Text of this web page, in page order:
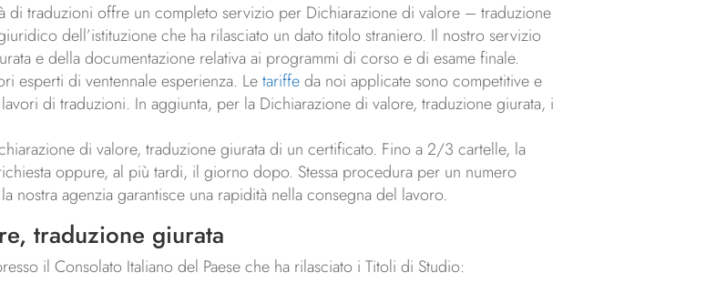
di traduzioni offre un completo servizio per Dichiarazione di valore – traduzione
dell’istituzione che ha rilasciato un dato titolo straniero. Il nostro servizio
e della documentazione relativa ai programmi di corso e di esame finale.
esperti di ventennale esperienza. Letariffeda noi applicate sono competitive e
di traduzioni. In aggiunta, per la Dichiarazione di valore, traduzione giurata, i
di valore, traduzione giurata di un certificato. Fino a 2/3 cartelle, la
oppure, al più tardi, il giorno dopo. Stessa procedura per un numero
agenzia garantisce una rapidità nella consegna del lavoro.
traduzione giurata
il Consolato Italiano del Paese che ha rilasciato i Titoli di Studio: